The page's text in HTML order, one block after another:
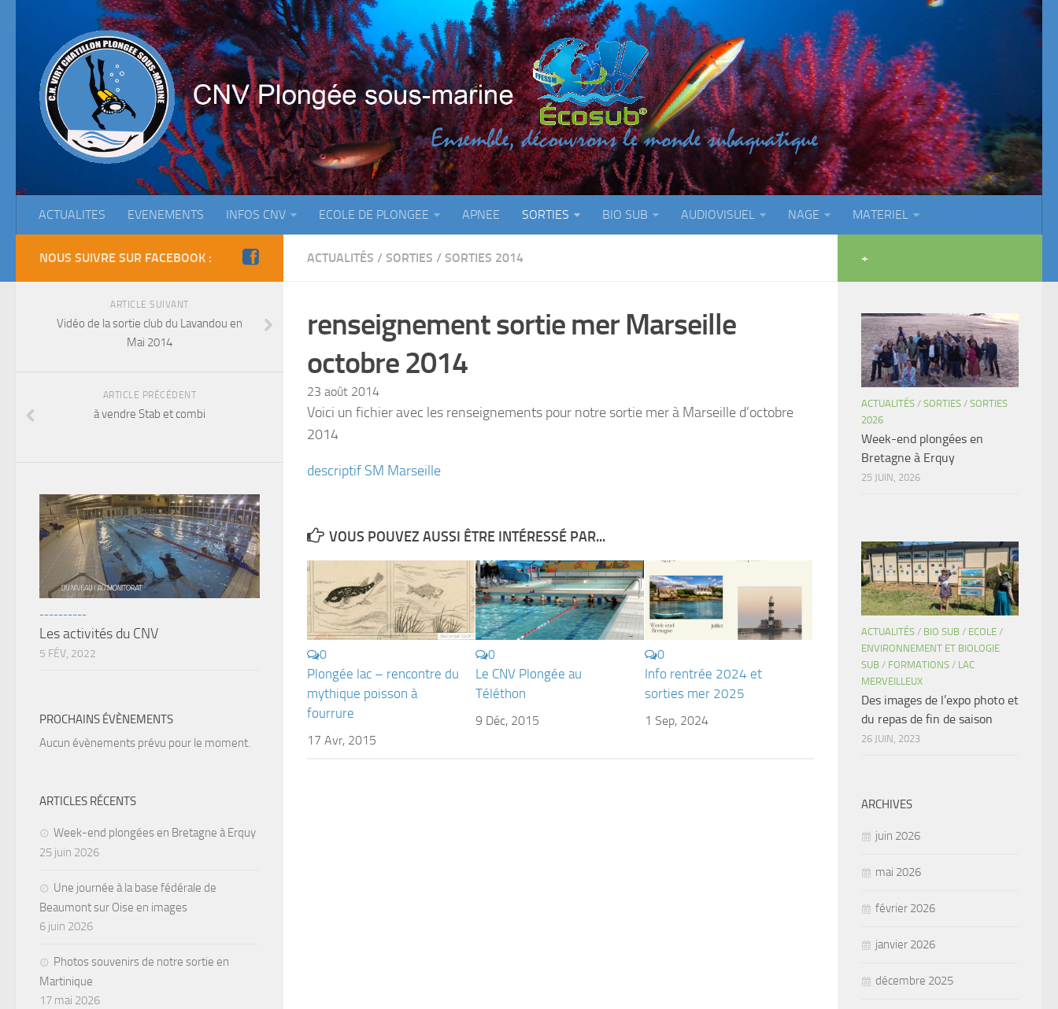
ACTUALITES EVENEMENTS INFOS CNV ECOLE DE PLONGEE APNEE SORTIES BIO SUB AUDIOVISUEL NAGE MATERIEL
ACTUALITÉS / SORTIES / SORTIES 2014
renseignement sortie mer Marseille
octobre 2014
23 août 2014
Voici un fichier avec les renseignements pour notre sortie mer à Marseille d’octobre
2014
descriptif SM Marseille
VOUS POUVEZ AUSSI ÊTRE INTÉRESSÉ PAR...
0
Plongée lac – rencontre du
mythique poisson à
fourrure
17 Avr, 2015
0
Le CNV Plongée au
Téléthon
9 Déc, 2015
0
Info rentrée 2024 et
sorties mer 2025
1 Sep, 2024
NOUS SUIVRE SUR FACEBOOK :
ARTICLE SUIVANT
Vidéo de la sortie club du Lavandou en
Mai 2014
ARTICLE PRÉCÉDENT
à vendre Stab et combi
----------
Les activités du CNV
5 FÉV, 2022
PROCHAINS ÉVÈNEMENTS
Aucun évènements prévu pour le moment.
ARTICLES RÉCENTS
Week-end plongées en Bretagne à Erquy
25 juin 2026
Une journée à la base fédérale de
Beaumont sur Oise en images
6 juin 2026
Photos souvenirs de notre sortie en
Martinique
17 mai 2026
+
ACTUALITÉS / SORTIES / SORTIES
2026
Week-end plongées en
Bretagne à Erquy
25 JUIN, 2026
ACTUALITÉS / BIO SUB / ECOLE /
ENVIRONNEMENT ET BIOLOGIE
SUB / FORMATIONS / LAC
MERVEILLEUX
Des images de l’expo photo et
du repas de fin de saison
26 JUIN, 2023
ARCHIVES
juin 2026
mai 2026
février 2026
janvier 2026
décembre 2025